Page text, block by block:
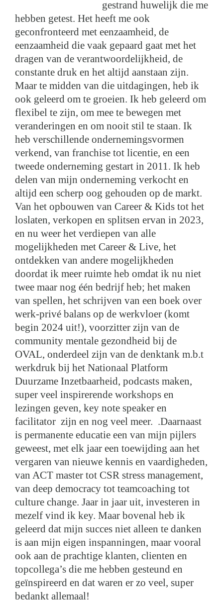
gestrand huwelijk die me
hebben getest. Het heeft me ook
geconfronteerd met eenzaamheid, de
eenzaamheid die vaak gepaard gaat met het
dragen van de verantwoordelijkheid, de
constante druk en het altijd aanstaan zijn.
Maar te midden van die uitdagingen, heb ik
ook geleerd om te groeien. Ik heb geleerd om
flexibel te zijn, om mee te bewegen met
veranderingen en om nooit stil te staan. Ik
heb verschillende ondernemingsvormen
verkend, van franchise tot licentie, en een
tweede onderneming gestart in 2011. Ik heb
delen van mijn onderneming verkocht en
altijd een scherp oog gehouden op de markt.
Van het opbouwen van Career & Kids tot het
loslaten, verkopen en splitsen ervan in 2023,
en nu weer het verdiepen van alle
mogelijkheden met Career & Live, het
ontdekken van andere mogelijkheden
doordat ik meer ruimte heb omdat ik nu niet
twee maar nog één bedrijf heb; het maken
van spellen, het schrijven van een boek over
werk-privé balans op de werkvloer (komt
begin 2024 uit!), voorzitter zijn van de
community mentale gezondheid bij de
OVAL, onderdeel zijn van de denktank m.b.t
werkdruk bij het Nationaal Platform
Duurzame Inzetbaarheid, podcasts maken,
super veel inspirerende workshops en
lezingen geven, key note speaker en
facilitator zijn en nog veel meer. .Daarnaast
is permanente educatie een van mijn pijlers
geweest, met elk jaar een toewijding aan het
vergaren van nieuwe kennis en vaardigheden,
van ACT master tot CSR stress management,
van deep democracy tot teamcoaching tot
culture change. Jaar in jaar uit, investeren in
mezelf vind ik key. Maar bovenal heb ik
geleerd dat mijn succes niet alleen te danken
is aan mijn eigen inspanningen, maar vooral
ook aan de prachtige klanten, clienten en
topcollega’s die me hebben gesteund en
geïnspireerd en dat waren er zo veel, super
bedankt allemaal!